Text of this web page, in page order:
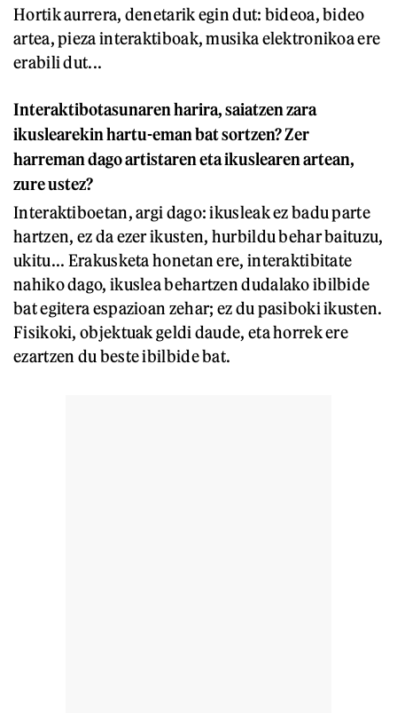
Hortik aurrera, denetarik egin dut: bideoa, bideo
artea, pieza interaktiboak, musika elektronikoa ere
erabili dut...
Interaktibotasunaren harira, saiatzen zara
ikuslearekin hartu-eman bat sortzen? Zer
harreman dago artistaren eta ikuslearen artean,
zure ustez?
Interaktiboetan, argi dago: ikusleak ez badu parte
hartzen, ez da ezer ikusten, hurbildu behar baituzu,
ukitu... Erakusketa honetan ere, interaktibitate
nahiko dago, ikuslea behartzen dudalako ibilbide
bat egitera espazioan zehar; ez du pasiboki ikusten.
Fisikoki, objektuak geldi daude, eta horrek ere
ezartzen du beste ibilbide bat.